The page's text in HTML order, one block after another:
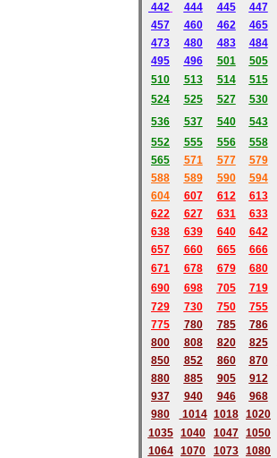
442
444 445 447
457
460 462 465
473
480 483 484
495
496 501 505
510
513 514 515
524
525 527 530
536
537 540 543
552
555 556 558
565
571 577 579
588
589 590 594
604
607 612 613
622
627 631 633
638
639 640 642
657
660 665 666
671
678 679 680
690
698 705 719
729
730 750 755
775
780 785 786
800
808 820 825
850
852 860 870
880
885 905 912
937
940 946 968
980
1014 1018 1020
1035
1040 1047 1050
1064
1070 1073 1080